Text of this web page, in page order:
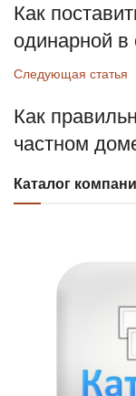
Как
одинарной в
Следующая статья
Как
частном
Каталог